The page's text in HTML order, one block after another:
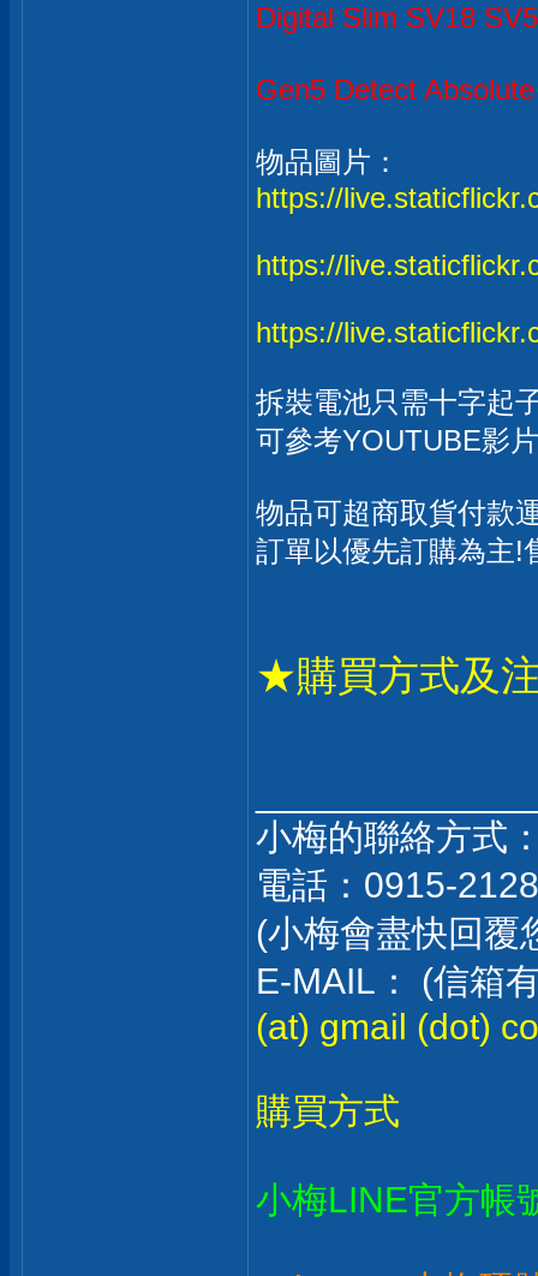
Digital Slim SV18
Gen5 Detect
物品圖片：
https://
https://
https://
拆裝電池只需十字起
可參考YOUTUBE影
物品可超商取貨付款
訂單以優先訂購為主!
★購買方式及
小梅的聯絡方式
電話：0915-
(小梅會盡快回覆
E-MAIL： (信箱
(at) gmail (dot)
購買方式
小梅LINE官方帳